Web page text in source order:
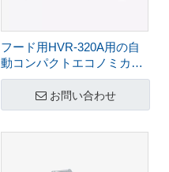
フード用HVR-320A用の自
動コンパクトエコノミカル
マップサーマフォーミング
真空パッケージングマシン
（Q）
お問い合わせ